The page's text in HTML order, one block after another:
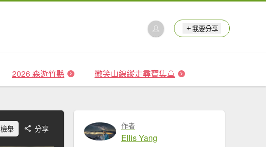
我要分享
2026 森遊竹縣 微笑山線縱走尋寶集章
檢舉 分享 作者
Ellis Yang